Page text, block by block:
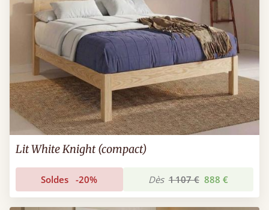
Lit White Knight (compact)
Soldes -20% Dès 1 107 € 888 €